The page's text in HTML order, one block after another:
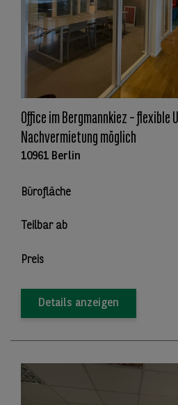
Office im Bergmannkiez – flexible
Nachvermietung möglich
10961 Berlin
Bürofläche
Teilbar ab
Preis
Details anzeigen